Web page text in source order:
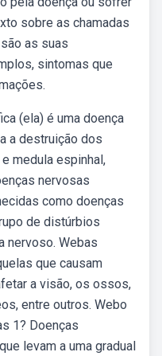
sobre as chamadas
as suas
sintomas que
(ela) é uma doença
a destruição dos
medula espinhal,
nervosas
como doenças
de distúrbios
nervoso. Webas
que causam
a visão, os ossos,
entre outros. Webo
1? Doenças
levam a uma gradual